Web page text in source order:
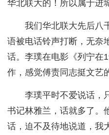
华北联大的！所以属于进
我们华北联大先后
语被电话铃声打断，无奈
话。李璞在电影《列宁在
作，感觉傅责同志挺文艺
李璞平时不爱说话，
书记林雅兰，话就多了。
话，迫不及待地说道，我